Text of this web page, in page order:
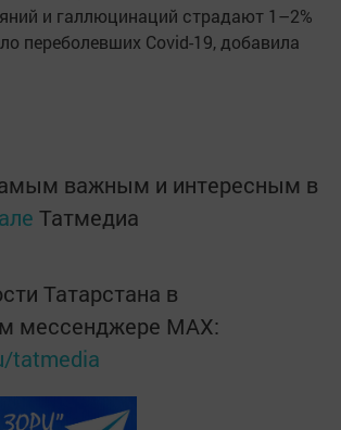
и галлюцинаций страдают 1–2%
переболевших Covid-19, добавила
важным и интересным в
Татмедиа
Татарстана в
мессенджере MАХ:
tatmedia